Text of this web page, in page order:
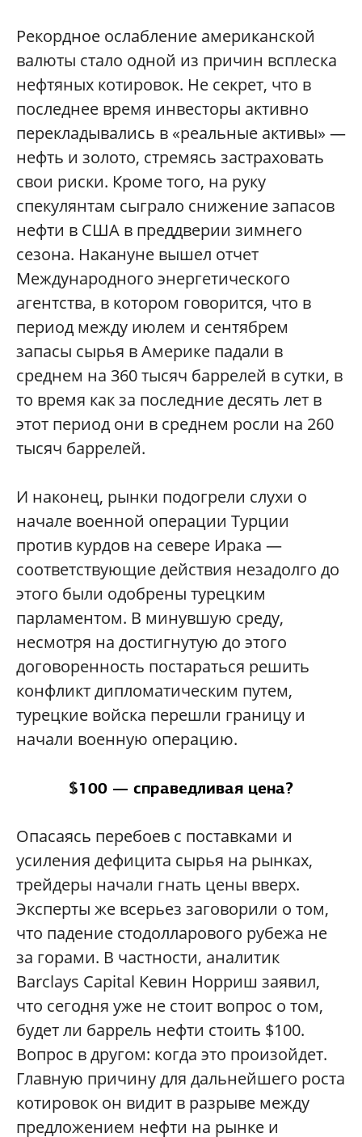
Рекордное ослабление американской
валюты стало одной из причин всплеска
нефтяных котировок. Не секрет, что в
последнее время инвесторы активно
перекладывались в «реальные активы» —
нефть и золото, стремясь застраховать
свои риски. Кроме того, на руку
спекулянтам сыграло снижение запасов
нефти в США в преддверии зимнего
сезона. Накануне вышел отчет
Международного энергетического
агентства, в котором говорится, что в
период между июлем и сентябрем
запасы сырья в Америке падали в
среднем на 360 тысяч баррелей в сутки, в
то время как за последние десять лет в
этот период они в среднем росли на 260
тысяч баррелей.
И наконец, рынки подогрели слухи о
начале военной операции Турции
против курдов на севере Ирака —
соответствующие действия незадолго до
этого были одобрены турецким
парламентом. В минувшую среду,
несмотря на достигнутую до этого
договоренность постараться решить
конфликт дипломатическим путем,
турецкие войска перешли границу и
начали военную операцию.
$100 — справедливая цена?
Опасаясь перебоев с поставками и
усиления дефицита сырья на рынках,
трейдеры начали гнать цены вверх.
Эксперты же всерьез заговорили о том,
что падение стодолларового рубежа не
за горами. В частности, аналитик
Barclays Capital Кевин Норриш заявил,
что сегодня уже не стоит вопрос о том,
будет ли баррель нефти стоить $100.
Вопрос в другом: когда это произойдет.
Главную причину для дальнейшего роста
котировок он видит в разрыве между
предложением нефти на рынке и